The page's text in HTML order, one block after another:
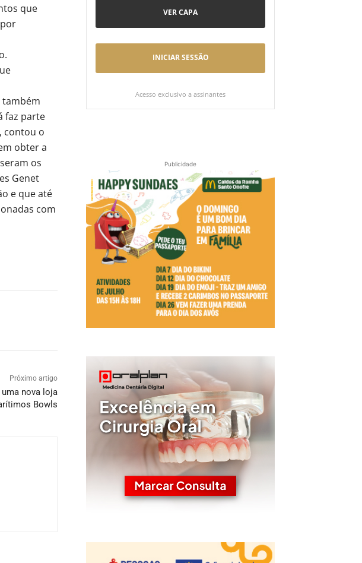
que
também
faz parte
contou o
obter a
os
Genet
e que até
com
Próximo artigo
uma nova loja
Bowls
VER CAPA
INICIAR SESSÃO
Acesso exclusivo a assinantes
Publicidade